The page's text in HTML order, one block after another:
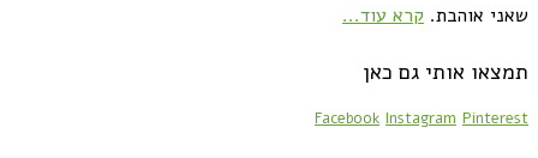
שאני אוהבת. קרא עוד...
תמצאו אותי גם כאן
Facebook Instagram Pinterest